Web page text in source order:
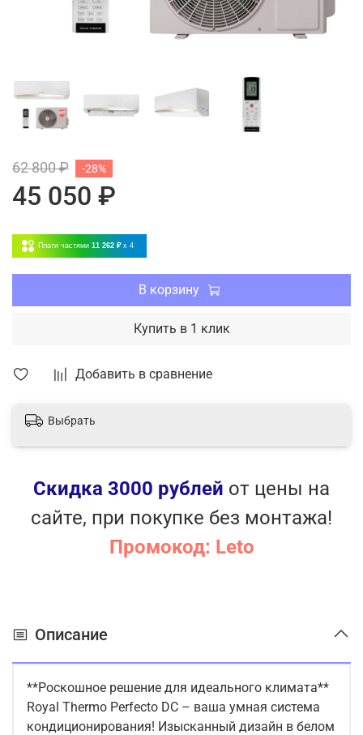
Добавить в сравнение
62 800 ₽
45 050 ₽
-28%
Плати частями 11 262 ₽ x 4
В корзину
Купить в 1 клик
Выбрать
Скидка 3000 рублей от цены на
сайте, при покупке без монтажа!
Промокод: Leto
Описание
**Роскошное решение для идеального климата**
Royal Thermo Perfecto DC – ваша умная система
кондиционирования! Изысканный дизайн в белом